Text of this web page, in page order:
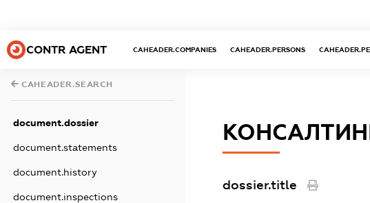
CONTR AGENT CAHEADER.COMPANIES CAHEADER.PERSONS
CAHEADER.SEARCH
document.dossier
document.statements
document.history
document.inspections
dossier.title